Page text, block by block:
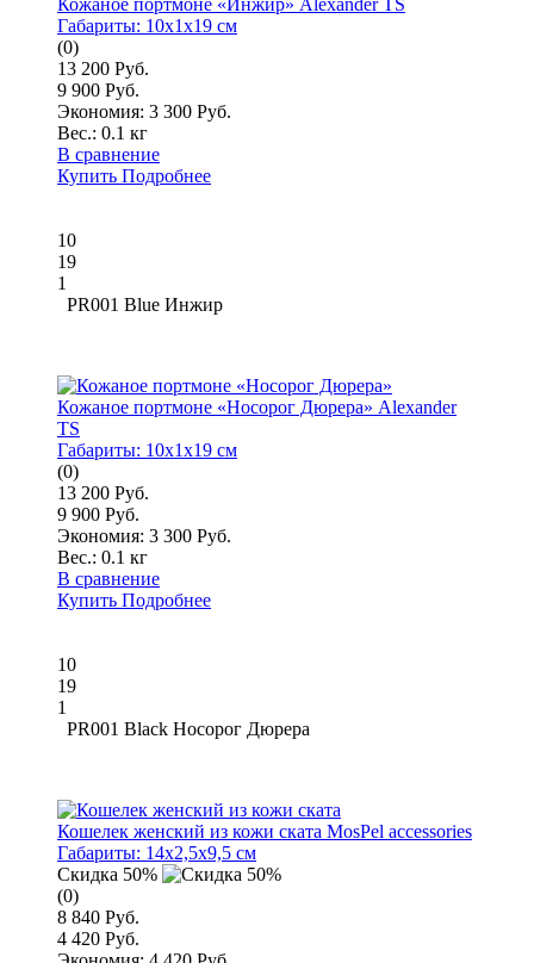
Габариты: 10x1x19 см
(0)
13 200 Руб.
9 900 Руб.
Экономия: 3 300 Руб.
Вес.: 0.1 кг
В сравнение
Купить Подробнее
10
19
1
PR001 Blue Инжир
Кожаное портмоне «Носорог Дюрера» Alexander
TS
Габариты: 10x1x19 см
(0)
13 200 Руб.
9 900 Руб.
Экономия: 3 300 Руб.
Вес.: 0.1 кг
В сравнение
Купить Подробнее
10
19
1
PR001 Black Носорог Дюрера
Кошелек женский из кожи ската MosPel accessories
Габариты: 14x2,5x9,5 см
Скидка 50%
(0)
8 840 Руб.
4 420 Руб.